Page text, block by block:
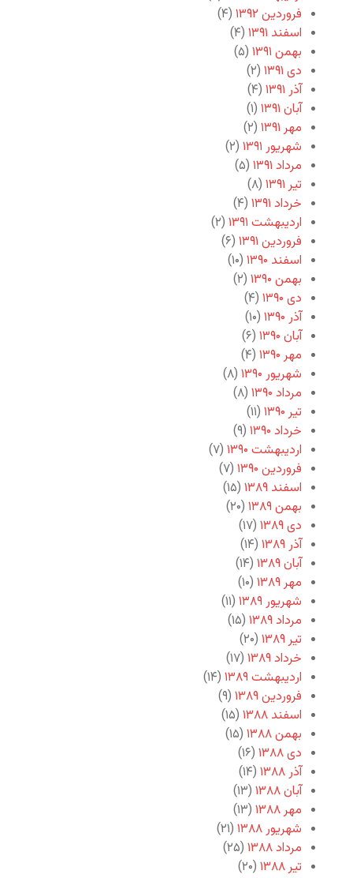
فروردین ۱۳۹۲
(۴)
اسفند ۱۳۹۱
(۴)
بهمن ۱۳۹۱
(۵)
دی ۱۳۹۱
(۲)
آذر ۱۳۹۱
(۴)
آبان ۱۳۹۱
(۱)
مهر ۱۳۹۱
(۲)
شهریور ۱۳۹۱
(۲)
مرداد ۱۳۹۱
(۵)
تیر ۱۳۹۱
(۸)
خرداد ۱۳۹۱
(۴)
اردیبهشت ۱۳۹۱
(۲)
فروردین ۱۳۹۱
(۶)
اسفند ۱۳۹۰
(۱۰)
بهمن ۱۳۹۰
(۲)
دی ۱۳۹۰
(۴)
آذر ۱۳۹۰
(۱۰)
آبان ۱۳۹۰
(۶)
مهر ۱۳۹۰
(۴)
شهریور ۱۳۹۰
(۸)
مرداد ۱۳۹۰
(۸)
تیر ۱۳۹۰
(۱۱)
خرداد ۱۳۹۰
(۹)
اردیبهشت ۱۳۹۰
(۷)
فروردین ۱۳۹۰
(۷)
اسفند ۱۳۸۹
(۱۵)
بهمن ۱۳۸۹
(۲۰)
دی ۱۳۸۹
(۱۷)
آذر ۱۳۸۹
(۱۴)
آبان ۱۳۸۹
(۱۴)
مهر ۱۳۸۹
(۱۰)
شهریور ۱۳۸۹
(۱۱)
مرداد ۱۳۸۹
(۱۵)
تیر ۱۳۸۹
(۲۰)
خرداد ۱۳۸۹
(۱۷)
اردیبهشت ۱۳۸۹
(۱۴)
فروردین ۱۳۸۹
(۹)
اسفند ۱۳۸۸
(۱۵)
بهمن ۱۳۸۸
(۱۵)
دی ۱۳۸۸
(۱۶)
آذر ۱۳۸۸
(۱۴)
آبان ۱۳۸۸
(۱۳)
مهر ۱۳۸۸
(۱۳)
شهریور ۱۳۸۸
(۲۱)
مرداد ۱۳۸۸
(۲۵)
تیر ۱۳۸۸
(۲۰)